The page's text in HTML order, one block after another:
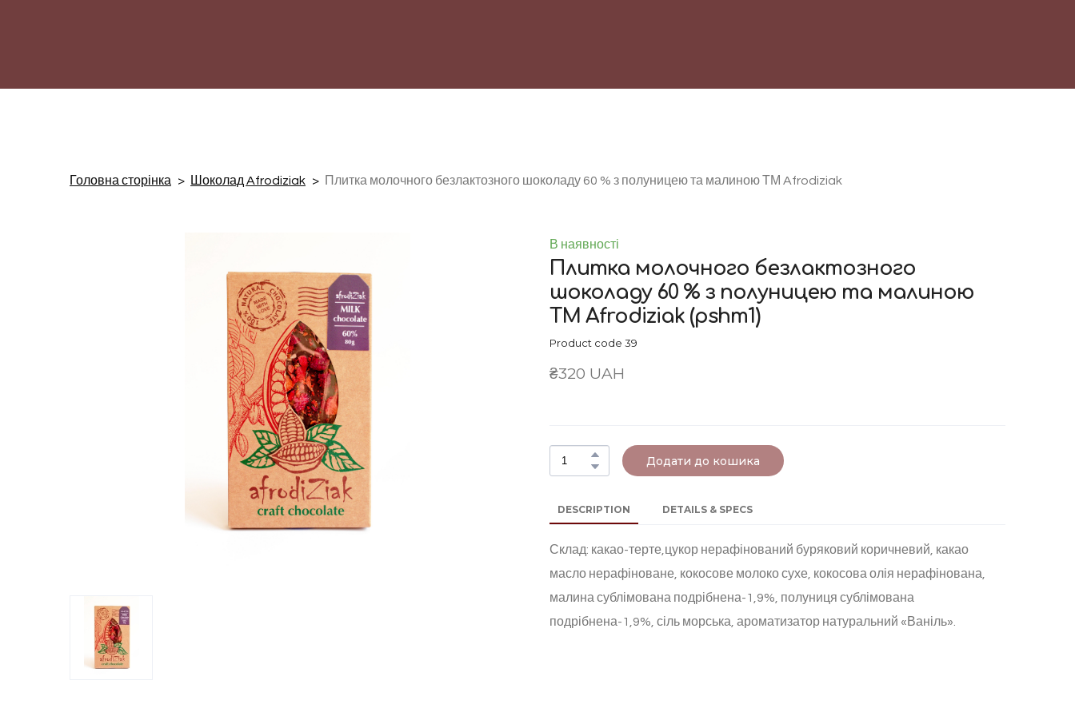
Головна сторінка Шоколад Afrodiziak Плитка молочного безлактозного шоколаду 60 % з полуницею та малиною ТМ Afrodiziak
В наявності
Плитка молочного безлактозного
шоколаду 60 % з полуницею та малиною
ТМ Afrodiziak (pshm1)
Product code 39
₴320 UAH
Додати до кошика
DESCRIPTION DETAILS & SPECS
Склад: какао-терте,цукор нерафінований буряковий коричневий, какао
масло нерафіноване, кокосове молоко сухе, кокосова олія нерафінована,
малина сублімована подрібнена-1,9%, полуниця сублімована
подрібнена-1,9%, сіль морська, ароматизатор натуральний «Ваніль».